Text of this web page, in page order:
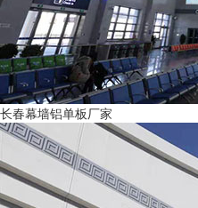
长春幕墙铝单板厂家